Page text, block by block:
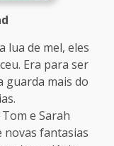
lua de mel, eles
Era para ser
guarda mais do
e Sarah
fantasias